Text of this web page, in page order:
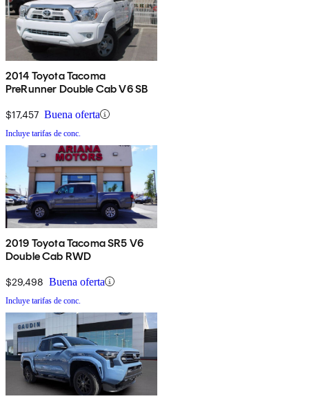
2014 Toyota Tacoma
PreRunner Double Cab V6 SB
$17,457 Buena oferta
Incluye tarifas de conc.
2019 Toyota Tacoma SR5 V6
Double Cab RWD
$29,498 Buena oferta
Incluye tarifas de conc.